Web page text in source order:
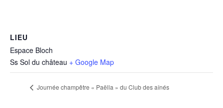
LIEU
Espace Bloch
Ss Sol du château + Google Map
Journée champêtre « Paëlla » du Club des aînés